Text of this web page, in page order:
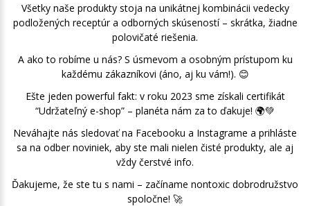
Všetky naše produkty stoja na unikátnej kombinácii vedecky
podložených receptúr a odborných skúseností – skrátka, žiadne
polovičaté riešenia.
A ako to robíme u nás? S úsmevom a osobným prístupom ku
každému zákazníkovi (áno, aj ku vám!). 😊
Ešte jeden powerful fakt: v roku 2023 sme získali certifikát
“Udržateľný e-shop” – planéta nám za to ďakuje! 🌍💚
Neváhajte nás sledovať na Facebooku a Instagrame a prihláste
sa na odber noviniek, aby ste mali nielen čisté produkty, ale aj
vždy čerstvé info.
Ďakujeme, že ste tu s nami – začíname nontoxic dobrodružstvo
spoločne! 🚀